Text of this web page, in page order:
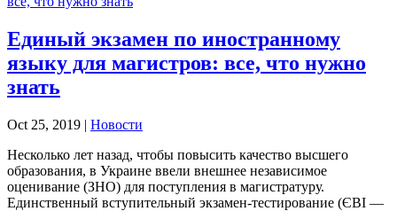
Единый экзамен по иностранному
языку для магистров: все, что нужно
знать
Oct 25, 2019 | Новости
Несколько лет назад, чтобы повысить качество высшего
образования, в Украине ввели внешнее независимое
оценивание (ЗНО) для поступления в магистратуру.
Единственный вступительный экзамен-тестирование (ЄВІ —